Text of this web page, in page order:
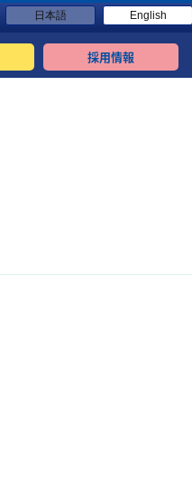
日本語 English
採用情報